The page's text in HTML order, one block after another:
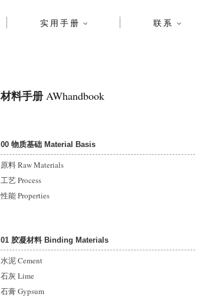
实用手册 联系
材料手册 AWhandbook
00 物质基础 Material Basis
原料 Raw Materials
工艺 Process
性能 Properties
01 胶凝材料 Binding Materials
水泥 Cement
石灰 Lime
石膏 Gypsum